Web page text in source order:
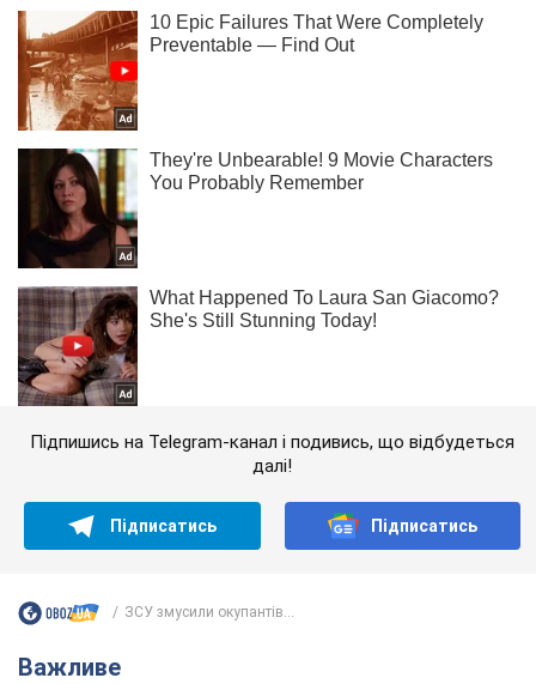
Підпишись на Telegram-канал і подивись, що відбудеться
далі!
Підписатись Підписатись
ЗСУ змусили окупантів...
Важливе